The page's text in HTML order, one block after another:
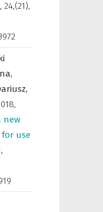
, 24,(21),
,
new
for use
,